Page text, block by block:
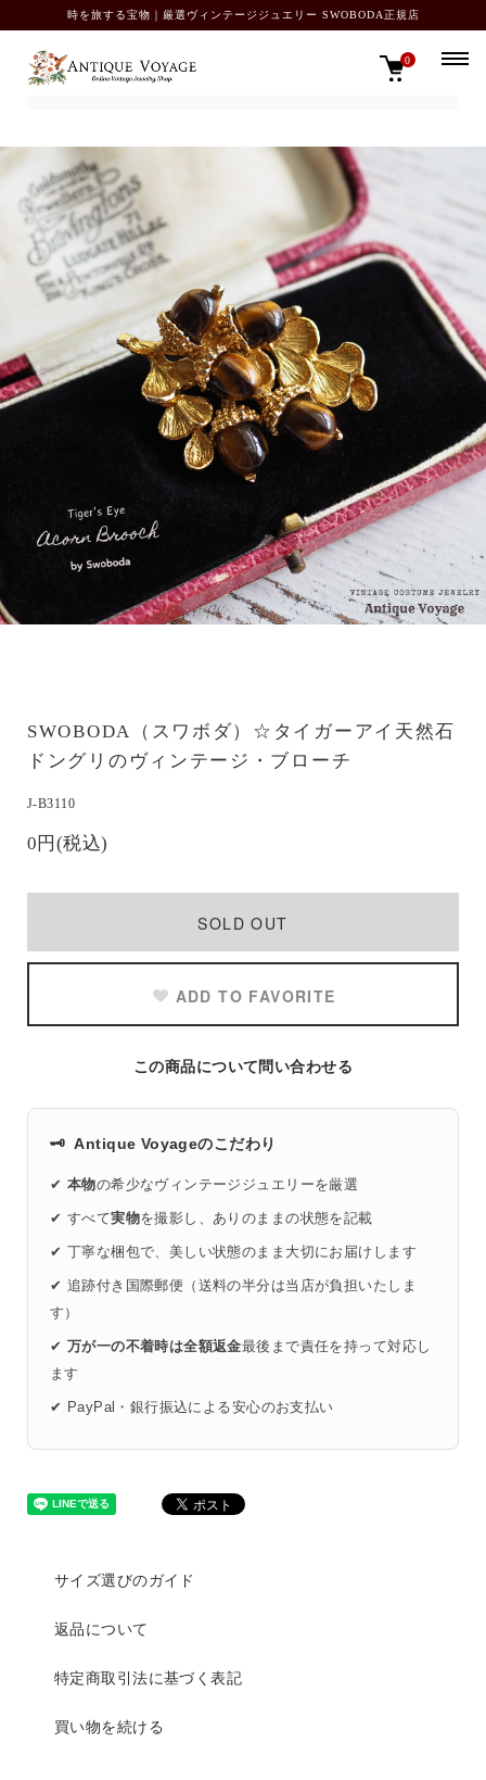
時を旅する宝物｜厳選ヴィンテージジュエリー SWOBODA正規店
0
TOP ブローチ・ピン
SWOBODA（スワボダ）☆タイガーアイ天然石
ドングリのヴィンテージ・ブローチ
J-B3110
0円(税込)
SOLD OUT
ADD TO FAVORITE
この商品について問い合わせる
🗝️ Antique Voyageのこだわり
✔ 本物の希少なヴィンテージジュエリーを厳選
✔ すべて実物を撮影し、ありのままの状態を記載
✔ 丁寧な梱包で、美しい状態のまま大切にお届けします
✔ 追跡付き国際郵便（送料の半分は当店が負担いたしま
す）
✔ 万が一の不着時は全額返金最後まで責任を持って対応し
ます
✔ PayPal・銀行振込による安心のお支払い
サイズ選びのガイド
返品について
特定商取引法に基づく表記
買い物を続ける